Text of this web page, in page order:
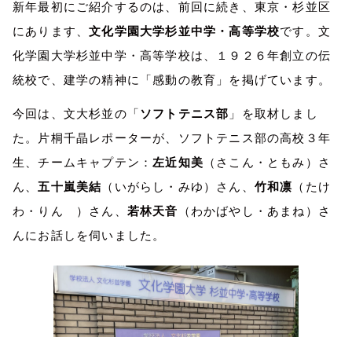
新年最初にご紹介するのは、前回に続き、東京・杉並区
にあります、文化学園大学杉並中学・高等学校です。文
化学園大学杉並中学・高等学校は、１９２６年創立の伝
統校で、建学の精神に「感動の教育」を掲げています。
今回は、文大杉並の「 ソフトテニス部 」を取材しまし
た。片桐千晶レポーターが、ソフトテニス部の高校３年
生、チームキャプテン：左近知美 （さこん・ともみ）さ
ん、五十嵐美結 （いがらし・みゆ）さん、 竹和凛 （たけ
わ・りん ）さん、 若林天音
（わかばやし・あまね）さ
んにお話しを伺いました。